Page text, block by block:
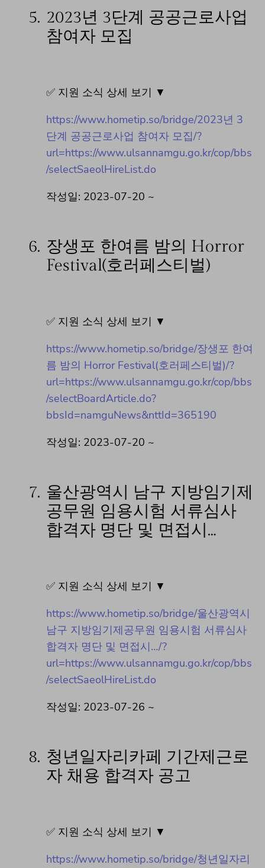
5. 2023년 3단계 공공근로사업
참여자 모집
✅ 지원 소식 상세 보기 ▼
https://www.hometip.so/bridge/2023년 3
단계 공공근로사업 참여자 모집/?
url=https://www.ulsannamgu.go.kr/cop/bbs
/selectSaeolHireList.do
작성일: 2023-07-20 ~
6. 장생포 한여름 밤의 Horror
Festival(호러페스티벌)
✅ 지원 소식 상세 보기 ▼
https://www.hometip.so/bridge/장생포 한여
름 밤의 Horror Festival(호러페스티벌)/?
url=https://www.ulsannamgu.go.kr/cop/bbs
/selectBoardArticle.do?
bbsId=namguNews&nttId=365190
작성일: 2023-07-20 ~
7. 울산광역시 남구 지방임기제
공무원 임용시험 서류심사
합격자 명단 및 면접시…
✅ 지원 소식 상세 보기 ▼
https://www.hometip.so/bridge/울산광역시
남구 지방임기제공무원 임용시험 서류심사
합격자 명단 및 면접시…/?
url=https://www.ulsannamgu.go.kr/cop/bbs
/selectSaeolHireList.do
작성일: 2023-07-26 ~
8. 청년일자리카페 기간제근로
자 채용 합격자 공고
✅ 지원 소식 상세 보기 ▼
https://www.hometip.so/bridge/청년일자리